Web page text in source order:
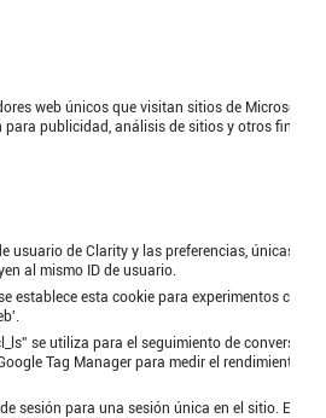
web únicos que visitan sitios de Microsoft.
para publicidad, análisis de sitios y otros fines
usuario de Clarity y las preferencias, únicas
al mismo ID de usuario.
establece esta cookie para experimentos con
se utiliza para el seguimiento de
Tag Manager para medir el rendimiento de
sesión para una sesión única en el sitio. Esto